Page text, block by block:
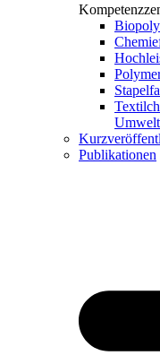
Publikationen